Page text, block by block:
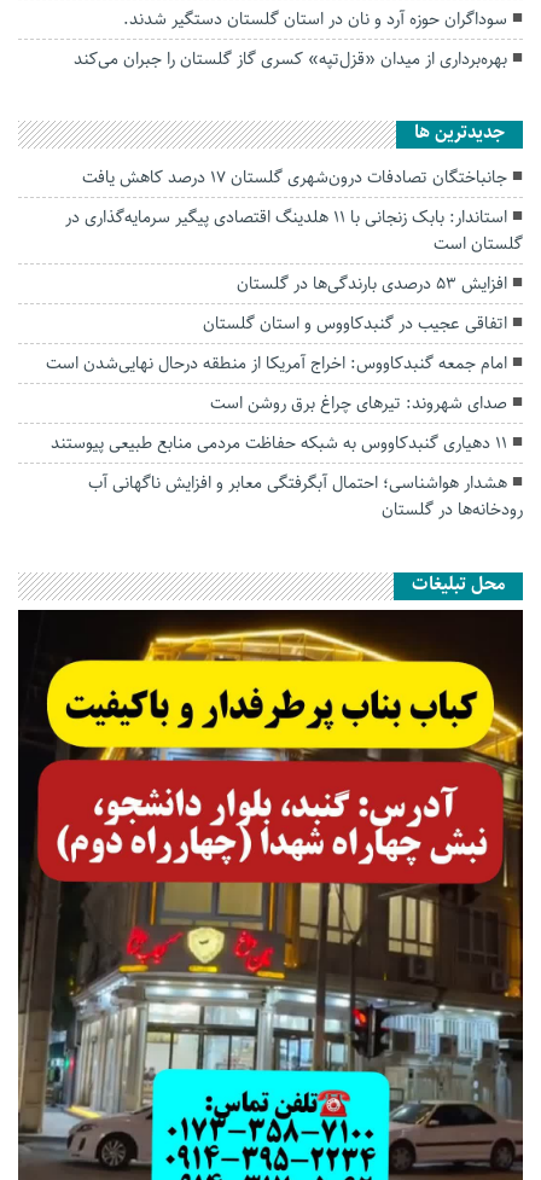
سوداگران حوزه آرد و نان در استان گلستان دستگیر شدند.
بهره‌برداری از میدان «قزل‌تپه» کسری گاز گلستان را جبران می‌کند
جديدترين ها
جانباختگان تصادفات درون‌شهری گلستان ۱۷ درصد کاهش یافت
استاندار: بابک زنجانی با ۱۱ هلدینگ اقتصادی پیگیر سرمایه‌گذاری در
گلستان است
افزایش ۵۳ درصدی بارندگی‌ها در گلستان
اتفاقی عجیب در‌ گنبدکاووس و استان گلستان
امام جمعه گنبدکاووس: اخراج آمریکا از منطقه درحال نهایی‌شدن است
صدای شهروند: تیرهای چراغ برق روشن است
۱۱ دهیاری گنبدکاووس به شبکه حفاظت مردمی منابع طبیعی پیوستند
هشدار هواشناسی؛ احتمال آبگرفتگی معابر و افزایش ناگهانی آب
رودخانه‌ها در گلستان
محل تبلیغات